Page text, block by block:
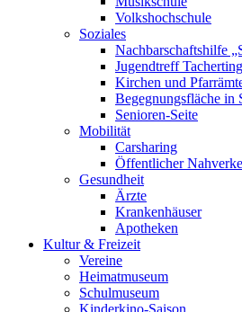
Volkshochschule
Soziales
Nachbarschaftshilfe
Jugendtreff Tacherting
Kirchen und
Begegnungsfläche in
Senioren-Seite
Mobilität
Carsharing
Öffentlicher
Gesundheit
Ärzte
Krankenhäuser
Apotheken
Kultur & Freizeit
Vereine
Heimatmuseum
Schulmuseum
Kinderkino-Saison